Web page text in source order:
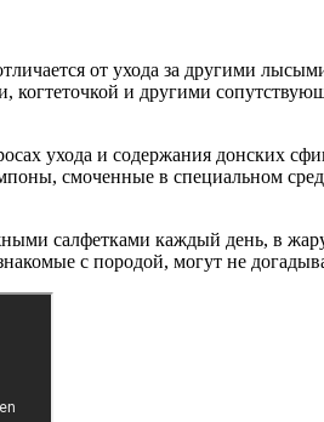
от ухода за другими
когтеточкой и другими
ухода и содержания донских
смоченные в специальном
салфетками каждый день, в
с породой, могут не